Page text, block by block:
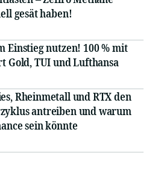
gesät haben!
Einstieg nutzen! 100 % mit
Gold, TUI und Lufthansa
Rheinmetall und RTX den
antreiben und warum
sein könnte